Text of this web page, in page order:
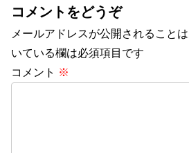
コメントをどうぞ
メールアドレスが公開されることは
いている欄は必須項目です
コメント ※